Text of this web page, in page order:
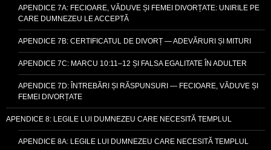
APENDICE 7A: FECIOARE, VĂDUVE ȘI FEMEI DIVORȚATE: UNIRILE PE
CARE DUMNEZEU LE ACCEPTĂ
APENDICE 7B: CERTIFICATUL DE DIVORȚ — ADEVĂRURI ȘI MITURI
APENDICE 7C: MARCU 10:11–12 ȘI FALSA EGALITATE ÎN ADULTER
APENDICE 7D: ÎNTREBĂRI ȘI RĂSPUNSURI — FECIOARE, VĂDUVE ȘI
FEMEI DIVORȚATE
APENDICE 8: LEGILE LUI DUMNEZEU CARE NECESITĂ TEMPLUL
APENDICE 8A: LEGILE LUI DUMNEZEU CARE NECESITĂ TEMPLUL